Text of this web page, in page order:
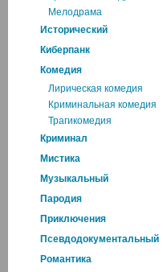
Мелодрама
Исторический
Киберпанк
Комедия
Лирическая комедия
Криминальная комедия
Трагикомедия
Криминал
Мистика
Музыкальный
Пародия
Приключения
Псевдодокументальный
Романтика